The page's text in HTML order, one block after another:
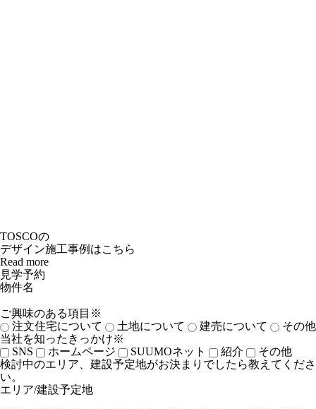
TOSCOの
デザイン施工事例はこちら
Read more
見学予約
物件名
ご興味のある項目※
注文住宅について
土地について 建売について
その他
当社を知ったきっかけ※
SNS
ホームページ SUUMOネット 紹介
その他
検討中のエリア、建設予定地がお決まりでしたら教えてくださ
い。
エリア/建設予定地